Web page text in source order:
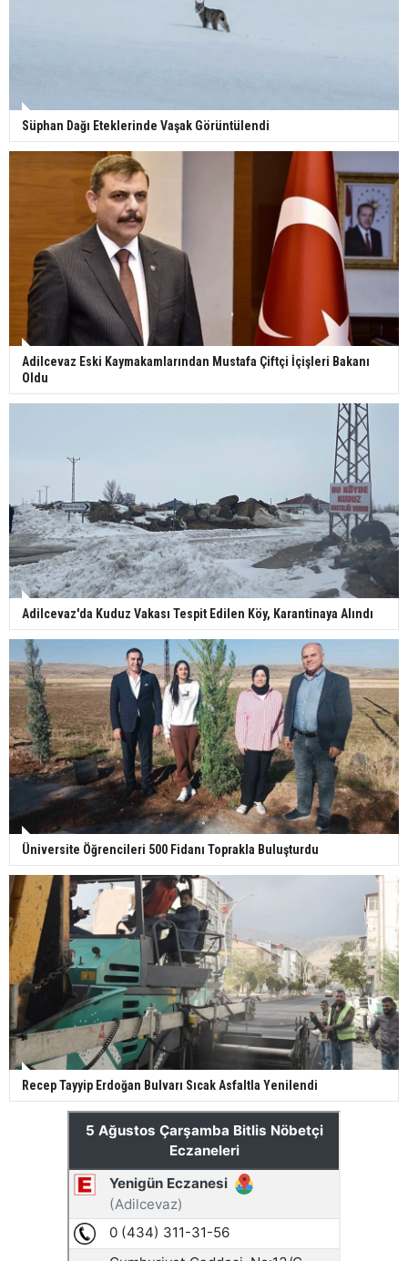
Süphan Dağı Eteklerinde Vaşak Görüntülendi
Adilcevaz Eski Kaymakamlarından Mustafa Çiftçi İçişleri Bakanı
Oldu
Adilcevaz'da Kuduz Vakası Tespit Edilen Köy, Karantinaya Alındı
Üniversite Öğrencileri 500 Fidanı Toprakla Buluşturdu
Recep Tayyip Erdoğan Bulvarı Sıcak Asfaltla Yenilendi